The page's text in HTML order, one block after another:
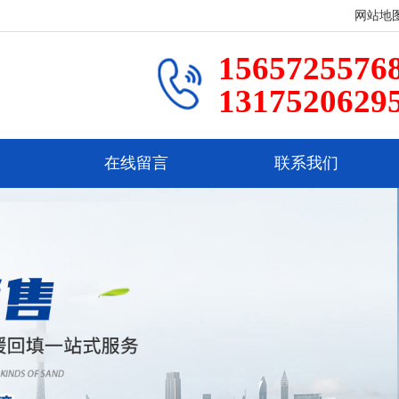
网站地
在线留言 联系我们